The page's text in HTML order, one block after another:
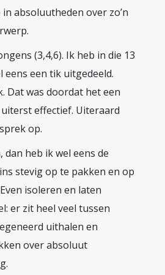
in absoluutheden over zo’n
(3,4,6). Ik heb in die 13
eens een tik uitgedeeld.
Dat was doordat het een
effectief. Uiteraard
op.
dan heb ik wel eens de
stevig op te pakken en op
isoleren en laten
er zit heel veel tussen
uithalen en
over absoluut